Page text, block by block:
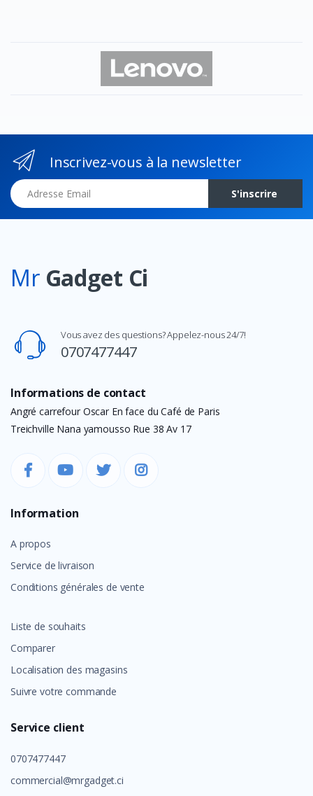
Inscrivez-vous à la newsletter
Adresse Email
S'inscrire
Mr Gadget Ci
Vous avez des questions? Appelez-nous 24/7!
0707477447
Informations de contact
Angré carrefour Oscar En face du Café de Paris
Treichville Nana yamousso Rue 38 Av 17
Information
A propos
Service de livraison
Conditions générales de vente
Liste de souhaits
Comparer
Localisation des magasins
Suivre votre commande
Service client
0707477447
commercial@mrgadget.ci